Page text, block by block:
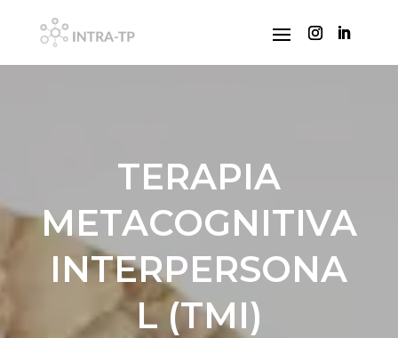
TERAPIA
METACOGNITIVA
INTERPERSONA
L (TMI)